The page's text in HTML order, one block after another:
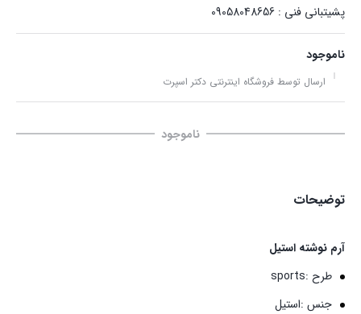
پشیتبانی فنی : 09058048656
ناموجود
ارسال توسط فروشگاه اینترنتی دکتر اسپرت
ناموجود
توضیحات
آرم نوشته استیل
طرح :sports
جنس :استیل